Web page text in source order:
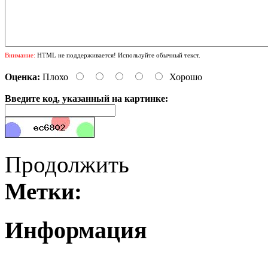
Внимание: HTML не поддерживается! Используйте обычный текст.
Оценка: Плохо Хорошо
Введите код, указанный на картинке:
Продолжить
Метки:
Информация